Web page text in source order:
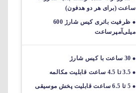
ساعت (برای هر دو هدفون)
ظرفیت باتری کیس شارژ 600
میلی‌آمپرساعت
30 ساعت با کیس شارژ
3.5 تا 4.5 ساعت قابلیت مکالمه
5 تا 6.5 ساعت قابلیت پخش موسیقی